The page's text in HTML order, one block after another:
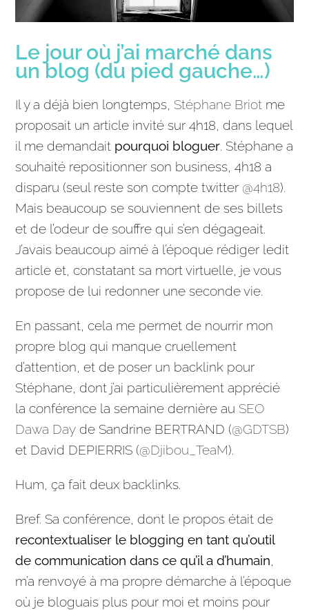
Le jour où j’ai marché dans
un blog (du pied gauche…)
Il y a déjà bien longtemps, Stéphane Briot me
proposait unarticle invité sur 4h18, dans lequel
il me demandait pourquoi bloguer. Stéphane a
souhaité repositionner son business, 4h18 a
disparu (seul reste son compte twitter @4h18).
Mais beaucoup se souviennent de ses billets
et de l’odeur de souffre qui s’en dégageait.
J’avais beaucoup aimé à l’époque rédiger ledit
article et, constatant sa mort virtuelle, je vous
propose de lui redonner une seconde vie.
En passant, cela me permet de nourrir mon
propre blog qui manque cruellement
d’attention, et de poser un backlink pour
Stéphane, dont j’ai particulièrement apprécié
la conférence la semaine dernière au SEO
Dawa Day de Sandrine BERTRAND (@GDTSB)
et David DEPIERRIS (@Djibou_TeaM).
Hum, ça fait deux backlinks.
Bref. Sa conférence, dont le propos était de
recontextualiser le blogging en tant qu’outil
decommunication dans ce qu’il a d’humain
m’a renvoyé à ma propre démarche à l’époque
où je bloguais plus pour moi et moins pour